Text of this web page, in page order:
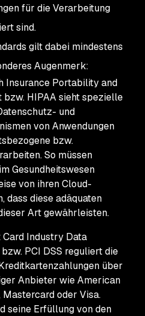
für die Verarbeitung
sind.
gilt dabei mindestens
Augenmerk:
Insurance Portability and
HIPAA sieht spezielle
und
von Anwendungen
bzw.
So müssen
Gesundheitswesen
von ihren Cloud-
dass diese adäquaten
Art gewährleisten.
Industry Data
PCI DSS reguliert die
über
Anbieter wie American
Mastercard oder Visa.
seine Erfüllung von den